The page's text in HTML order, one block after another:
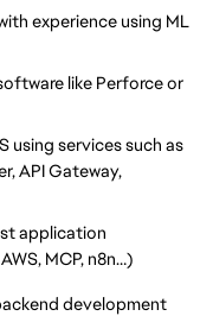
experience using ML
like Perforce or
using services such as
API Gateway,
application
MCP, n8n…)
development